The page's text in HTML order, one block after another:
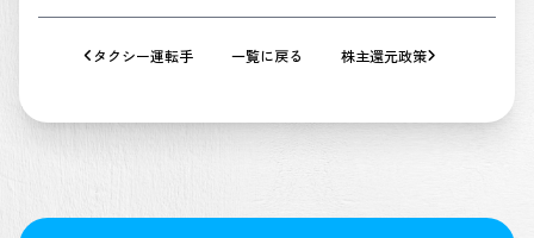
タクシー運転手 一覧に戻る 株主還元政策